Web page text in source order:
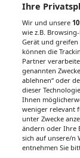
IMPRESSUM
© 2026 Gesund.at
Ihre
Wir und unsere
wie z.B.
Gerät und greifen
können die
Partner
genannten
ablehnen“ oder
dieser
Ihnen
weniger relevant
unter Zwecke
ändern oder Ihre
sich auf unsere/n
entnehmen Sie